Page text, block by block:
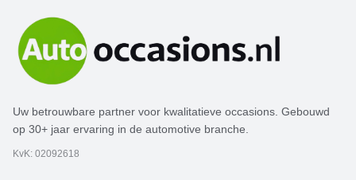
Uw betrouwbare partner voor kwalitatieve occasions. Gebouwd
op 30+ jaar ervaring in de automotive branche.
KvK: 02092618